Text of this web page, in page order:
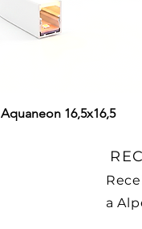
Visualização rápida
Aquaneon 16,5x16,5
a